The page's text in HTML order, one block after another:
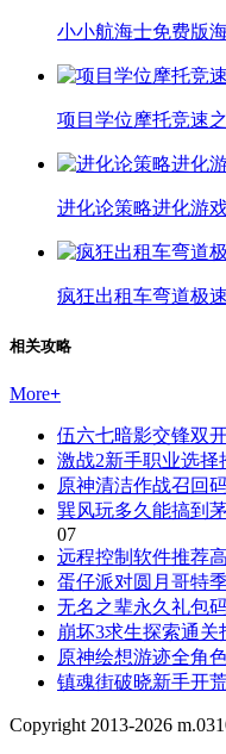
小小航海士免费版
项目学位摩托竞速
进化论策略进化游
疯狂出租车弯道极
相关攻略
More+
伍六七暗影交锋双
激战2新手职业选择
原神清洁作战召回
巽风玩多久能搞到
07
远程控制软件推荐
蛋仔派对圆月哥特
无名之辈永久礼包
崩坏3求生探索通关
原神绘想游迹全角
镇魂街破晓新手开
Copyright 2013-2026